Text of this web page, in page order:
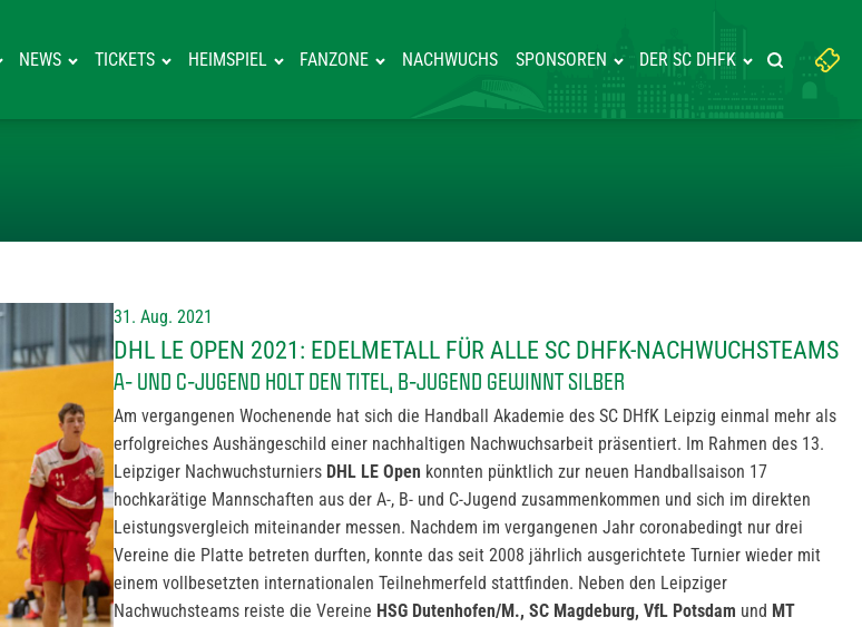
NEWS TICKETS HEIMSPIEL FANZONE NACHWUCHS SPONSOREN DER SC DHFK
Suchbegriff
eingeben:
Suche
31. Aug. 2021
DHL LE OPEN 2021: EDELMETALL FÜR ALLE SC DHFK-NACHWUCHSTEAMS
A- UND C-JUGEND HOLT DEN TITEL, B-JUGEND GEWINNT SILBER
Am vergangenen Wochenende hat sich die Handball Akademie des SC DHfK Leipzig einmal mehr als
erfolgreiches Aushängeschild einer nachhaltigen Nachwuchsarbeit präsentiert. Im Rahmen des 13.
Leipziger Nachwuchsturniers DHL LE Open konnten pünktlich zur neuen Handballsaison 17
hochkarätige Mannschaften aus der A-, B- und C-Jugend zusammenkommen und sich im direkten
Leistungsvergleich miteinander messen. Nachdem im vergangenen Jahr coronabedingt nur drei
Vereine die Platte betreten durften, konnte das seit 2008 jährlich ausgerichtete Turnier wieder mit
einem vollbesetzten internationalen Teilnehmerfeld stattfinden. Neben den Leipziger
Nachwuchsteams reiste die Vereine HSG Dutenhofen/M., SC Magdeburg, VfL Potsdam und MT